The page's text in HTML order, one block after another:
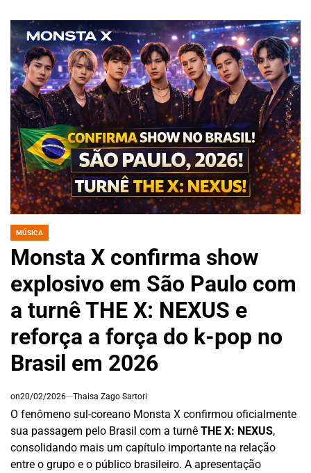
POSTED
MÚSICA
Monsta X confirma show
explosivo em São Paulo com
a turnê THE X: NEXUS e
reforça a força do k-pop no
Brasil em 2026
on20/02/2026 Thaisa Zago Sartori
O fenômeno sul-coreano Monsta X confirmou oficialmente
sua passagem pelo Brasil com a turnê THE X: NEXUS,
consolidando mais um capítulo importante na relação
entre o grupo e o público brasileiro. A apresentação